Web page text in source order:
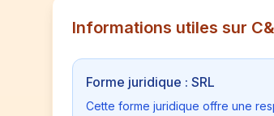
Informations utiles sur
Forme juridique : SRL
Cette forme juridique offre une